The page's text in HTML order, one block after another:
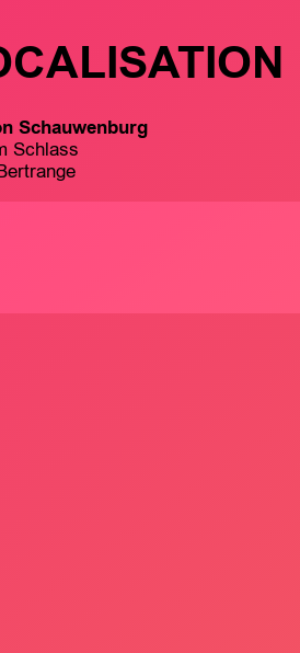
Schauwenburg
Schlass